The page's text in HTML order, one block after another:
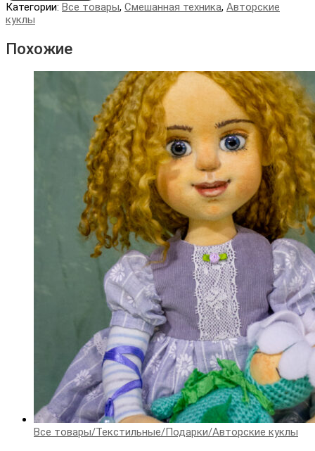
Категории: Все товары, Смешанная техника, Авторские
куклы
Похожие
Все товары/Текстильные/Подарки/Авторские куклы